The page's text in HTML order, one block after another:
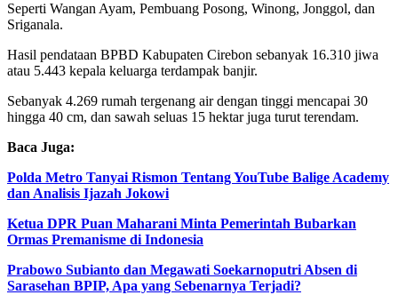
Seperti Wangan Ayam, Pembuang Posong, Winong, Jonggol, dan
Sriganala.
Hasil pendataan BPBD Kabupaten Cirebon sebanyak 16.310 jiwa
atau 5.443 kepala keluarga terdampak banjir.
Sebanyak 4.269 rumah tergenang air dengan tinggi mencapai 30
hingga 40 cm, dan sawah seluas 15 hektar juga turut terendam.
Baca Juga:
Polda Metro Tanyai Rismon Tentang YouTube Balige Academy
dan Analisis Ijazah Jokowi
Ketua DPR Puan Maharani Minta Pemerintah Bubarkan
Ormas Premanisme di Indonesia
Prabowo Subianto dan Megawati Soekarnoputri Absen di
Sarasehan BPIP, Apa yang Sebenarnya Terjadi?